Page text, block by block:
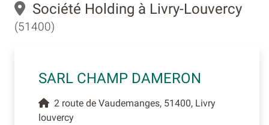
Société Holding à Livry-Louvercy
(51400)
SARL CHAMP DAMERON
2 route de Vaudemanges, 51400, Livry
louvercy